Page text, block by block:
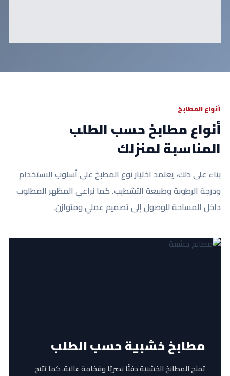
أنواع المطابخ
أنواع مطابخ حسب الطلب
المناسبة لمنزلك
بناء على ذلك، يعتمد اختيار نوع المطبخ على أسلوب الاستخدام
ودرجة الرطوبة وطبيعة التشطيب. كما نراعي المظهر المطلوب
داخل المساحة للوصول إلى تصميم عملي ومتوازن.
مطابخ خشبية حسب الطلب
تمنح المطابخ الخشبية دفئًا بصريًا وفخامة عالية. كما تتيح